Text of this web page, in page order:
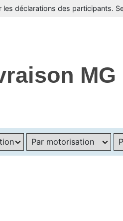
déclarations des participants.
MG